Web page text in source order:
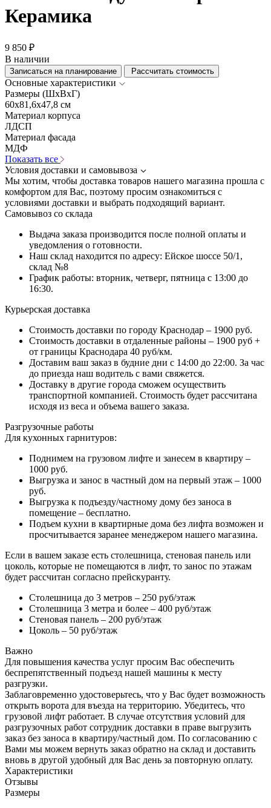
Керамика
9 850 ₽
В наличии
Записаться на планирование Рассчитать стоимость
Основные характеристики
Размеры (ШхВхГ)
60x81,6x47,8 см
Материал корпуса
ЛДСП
Материал фасада
МДФ
Показать все
Условия доставки и самовывоза
Мы хотим, чтобы доставка товаров нашего магазина прошла с
комфортом для Вас, поэтому просим ознакомиться с
условиями доставки и выбрать подходящий вариант.
Самовывоз со склада
Выдача заказа производится после полной оплаты и
уведомления о готовности.
Наш склад находится по адресу: Ейское шоссе 50/1,
склад №8
График работы: вторник, четверг, пятница с 13:00 до
16:30.
Курьерская доставка
Стоимость доставки по городу Краснодар – 1900 руб.
Стоимость доставки в отдаленные районы – 1900 руб +
от границы Краснодара 40 руб/км.
Доставим ваш заказ в будние дни с 14:00 до 22:00. За час
до приезда наш водитель с вами свяжется.
Доставку в другие города сможем осуществить
транспортной компанией. Стоимость будет рассчитана
исходя из веса и объема вашего заказа.
Разгрузочные работы
Для кухонных гарнитуров:
Поднимем на грузовом лифте и занесем в квартиру –
1000 руб.
Выгрузка и занос в частный дом на первый этаж – 1000
руб.
Выгрузка к подъезду/частному дому без заноса в
помещение – бесплатно.
Подъем кухни в квартирные дома без лифта возможен и
просчитывается заранее менеджером нашего магазина.
Если в вашем заказе есть столешница, стеновая панель или
цоколь, которые не помещаются в лифт, то занос по этажам
будет рассчитан согласно прейскуранту.
Столешница до 3 метров – 250 руб/этаж
Столешница 3 метра и более – 400 руб/этаж
Стеновая панель – 200 руб/этаж
Цоколь – 50 руб/этаж
Важно
Для повышения качества услуг просим Вас обеспечить
беспрепятственный подъезд нашей машины к месту
разгрузки.
Заблаговременно удостоверьтесь, что у Вас будет возможность
открыть ворота для въезда на территорию. Убедитесь, что
грузовой лифт работает. В случае отсутствия условий для
разгрузочных работ сотрудник доставки в праве выгрузить
заказ без заноса в квартиру/частный дом. По согласованию с
Вами мы можем вернуть заказ обратно на склад и доставить
вновь в другой удобный для Вас день за повторную оплату.
Характеристики
Отзывы
Размеры